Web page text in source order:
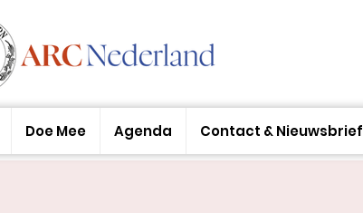
Doe Mee Agenda Contact & Nieuwsbrief